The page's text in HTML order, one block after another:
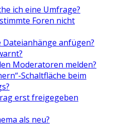
ich eine Umfrage?
Foren nicht
anfügen?
Moderatoren melden?
Schaltfläche beim
erst freigegeben
als neu?